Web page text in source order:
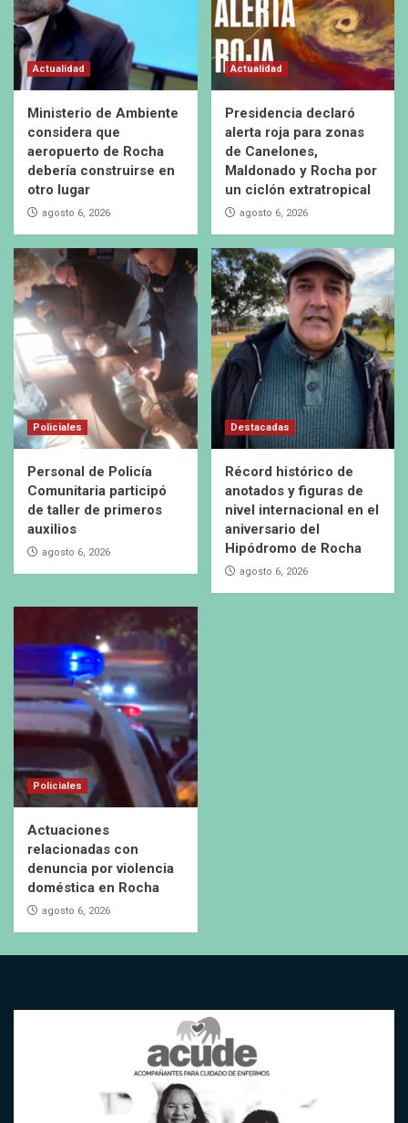
Actualidad
Ministerio de Ambiente
considera que
aeropuerto de Rocha
debería construirse en
otro lugar
agosto 6, 2026
Actualidad
Presidencia declaró
alerta roja para zonas
de Canelones,
Maldonado y Rocha por
un ciclón extratropical
agosto 6, 2026
Policiales
Personal de Policía
Comunitaria participó
de taller de primeros
auxilios
agosto 6, 2026
Destacadas
Récord histórico de
anotados y figuras de
nivel internacional en el
aniversario del
Hipódromo de Rocha
agosto 6, 2026
Policiales
Actuaciones
relacionadas con
denuncia por violencia
doméstica en Rocha
agosto 6, 2026